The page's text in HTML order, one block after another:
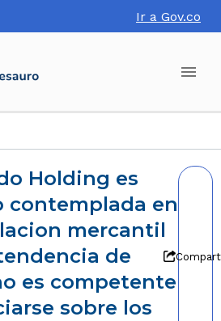
Ir a Gov.co
contemplada en
mercantil
de
es competente
sobre los